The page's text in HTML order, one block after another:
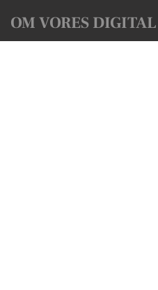
OM VORES DIGITAL